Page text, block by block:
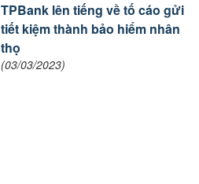
TPBank lên tiếng về tố cáo gửi
tiết kiệm thành bảo hiểm nhân
thọ
(03/03/2023)